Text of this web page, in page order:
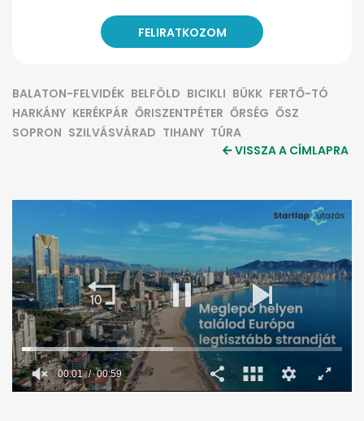
BALATON-FELVIDÉK BELFÖLD BICIKLI BÜKK FERTŐ-TÓ
HARKÁNY KERÉKPÁR ŐRISZENTPÉTER ŐRSÉG ŐSZ
SOPRON SZILVÁSVÁRAD TIHANY TÚRA
VISSZA A CÍMLAPRA